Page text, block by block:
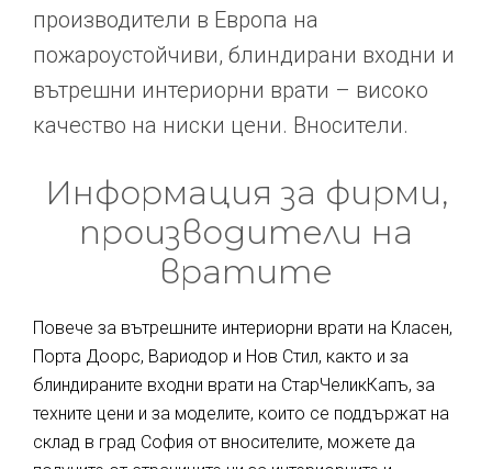
производители в Европа на
пожароустойчиви, блиндирани входни и
вътрешни интериорни врати – високо
качество на ниски цени. Вносители.
Информация за фирми,
производители на
вратите
Повече за вътрешните интериорни врати на Класен,
Порта Доорс, Вариодор и Нов Стил, както и за
блиндираните входни врати на СтарЧеликКапъ, за
техните цени и за моделите, които се поддържат на
склад в град София от вносителите, можете да